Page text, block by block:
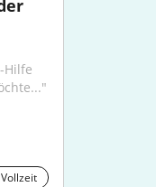
Vollzeit